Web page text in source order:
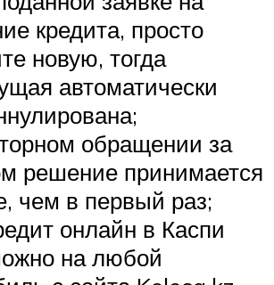
кредита, просто
новую, тогда
автоматически
обращении за
решение принимается
чем в первый раз;
онлайн в Каспи
на любой